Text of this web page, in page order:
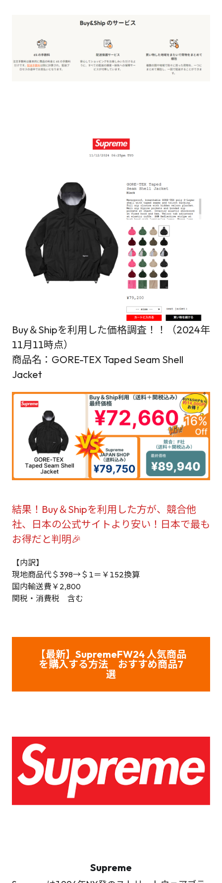
Buy＆Shipを利用した価格調査！！（2024年
11月11時点）
商品名：GORE-TEX Taped Seam Shell
Jacket
結果！Buy＆Shipを利用した方が、競合他
社、日本の公式サイトより安い！日本で最も
お得だと判明🎉
【内訳】
現地商品代＄398→＄1＝￥152換算
国内輸送費￥2,800
関税・消費税 含む
【最新】 SupremeFW24 人気商品
を購入する方法 おすすめ商品7
選
Supreme